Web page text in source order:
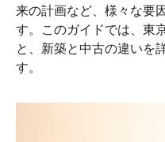
来の計画など、様々な要
す。このガイドでは、東
と、新築と中古の違いを
す。